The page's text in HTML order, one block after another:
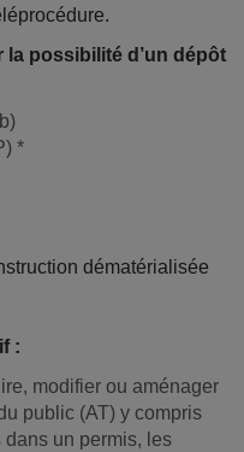
la possibilité d’un dépôt
*
dématérialisée
:
modifier ou aménager
public (AT) y compris
un permis, les